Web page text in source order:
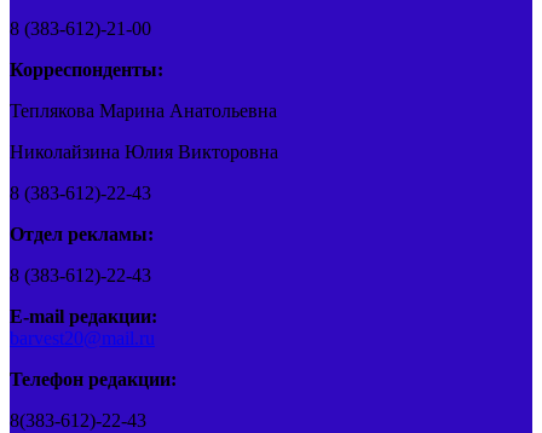
8 (383-612)-21-00
Корреспонденты:
Теплякова Марина Анатольевна
Николайзина Юлия Викторовна
8 (383-612)-22-43
Отдел рекламы:
8 (383-612)-22-43
E-mail редакции:
barvest20@mail.ru
Телефон редакции:
8(383-612)-22-43